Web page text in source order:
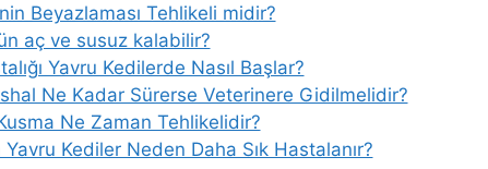
Beyazlaması Tehlikeli midir?
aç ve susuz kalabilir?
Yavru Kedilerde Nasıl Başlar?
Ne Kadar Sürerse Veterinere Gidilmelidir?
Ne Zaman Tehlikelidir?
Kediler Neden Daha Sık Hastalanır?